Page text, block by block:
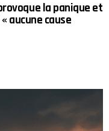
la panique et
aucune cause